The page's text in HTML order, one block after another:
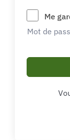
Me
Mot de